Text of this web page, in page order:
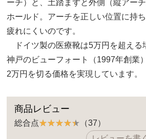
ーチ）と、土踏まずと外側（縦アー
ホールド。アーチを正しい位置に持
疲れにくいのです。
ドイツ製の医療靴は5万円を超える
神戸のビューフォート（1997年創業
2万円を切る価格を実現しています。
商品レビュー
総合点
（37）